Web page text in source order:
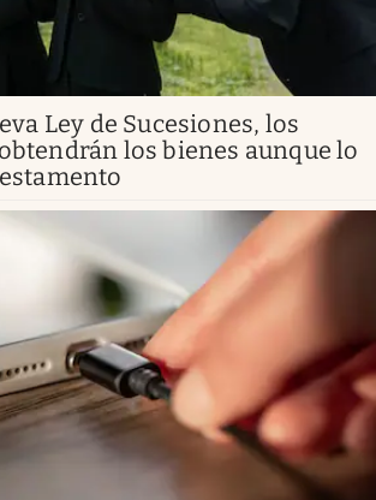
Ley de Sucesiones, los
los bienes aunque lo